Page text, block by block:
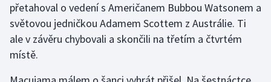
Golf
Gymnastika
přetahoval o vedení s Američanem Bubbou Watsonem a
světovou jedničkou Adamem Scottem z Austrálie. Ti
ale v závěru chybovali a skončili na třetím a čtvrtém
místě.